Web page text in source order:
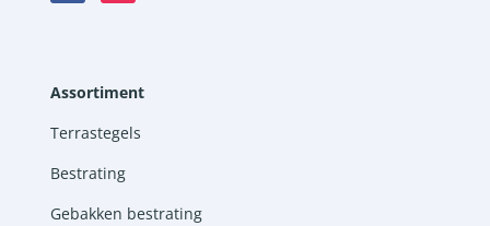
Assortiment
Terrastegels
Bestrating
Gebakken bestrating